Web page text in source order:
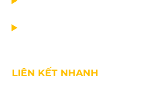
LIÊN KẾT NHANH